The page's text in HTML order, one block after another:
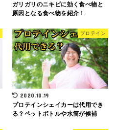
ガリガリのニキビに効く食べ物と
原因となる食べ物を紹介！
プロテイン
2020.10.19
プロテインシェイカーは代用でき
る？ペットボトルや水筒が候補